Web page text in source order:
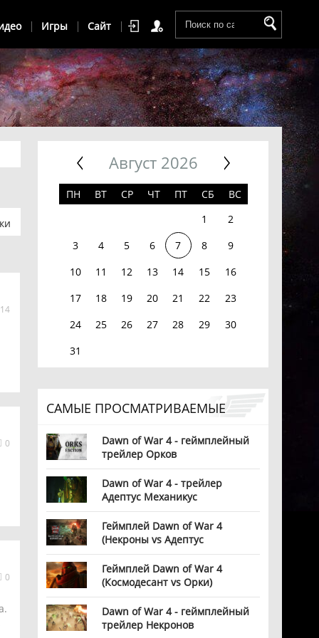
Игры Сайт
14
0
0
Август 2026
ПН ВТ СР ЧТ ПТ СБ
ВС
1
2
3
4 5 6 7 8
9
10
11 12 13 14 15
16
17
18 19 20 21 22
23
24
25 26 27 28 29
30
31
САМЫЕ ПРОСМАТРИВАЕМЫЕ
Dawn of War 4 - геймплейный
трейлер Орков
Dawn of War 4 - трейлер
Адептус Механикус
Геймплей Dawn of War 4
(Некроны vs Адептус
Механикус)
Геймплей Dawn of War 4
(Космодесант vs Орки)
Dawn of War 4 - геймплейный
трейлер Некронов